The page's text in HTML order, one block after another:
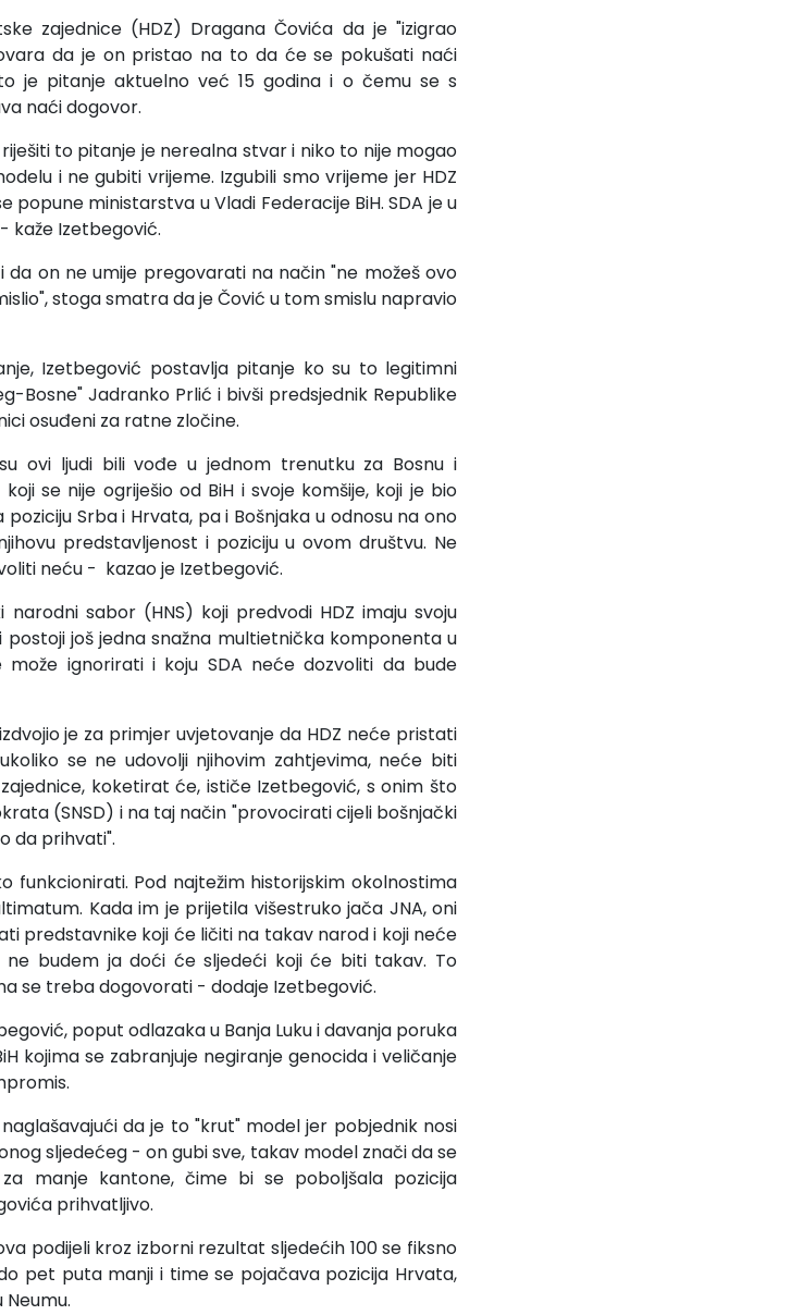
zajednice (HDZ) Dragana Čovića da je "izigrao
da je on pristao na to da će se pokušati naći
je pitanje aktuelno već 15 godina i o čemu se s
naći dogovor.
to pitanje je nerealna stvar i niko to nije mogao
i ne gubiti vrijeme. Izgubili smo vrijeme jer HDZ
popune ministarstva u Vladi Federacije BiH. SDA je u
kaže Izetbegović.
da on ne umije pregovarati na način "ne možeš ovo
stoga smatra da je Čović u tom smislu napravio
Izetbegović postavlja pitanje ko su to legitimni
Bosne" Jadranko Prlić i bivši predsjednik Republike
osuđeni za ratne zločine.
ovi ljudi bili vođe u jednom trenutku za Bosnu i
se nije ogriješio od BiH i svoje komšije, koji je bio
Srba i Hrvata, pa i Bošnjaka u odnosu na ono
predstavljenost i poziciju u ovom društvu. Ne
neću - kazao je Izetbegović.
sabor (HNS) koji predvodi HDZ imaju svoju
postoji još jedna snažna multietnička komponenta u
ignorirati i koju SDA neće dozvoliti da bude
je za primjer uvjetovanje da HDZ neće pristati
se ne udovolji njihovim zahtjevima, neće biti
koketirat će, ističe Izetbegović, s onim što
(SNSD) i na taj način "provocirati cijeli bošnjački
da prihvati".
funkcionirati. Pod najtežim historijskim okolnostima
Kada im je prijetila višestruko jača JNA, oni
predstavnike koji će ličiti na takav narod i koji neće
budem ja doći će sljedeći koji će biti takav. To
se treba dogovorati - dodaje Izetbegović.
poput odlazaka u Banja Luku i davanja poruka
kojima se zabranjuje negiranje genocida i veličanje
da je to "krut" model jer pobjednik nosi
sljedećeg - on gubi sve, takav model znači da se
manje kantone, čime bi se poboljšala pozicija
prihvatljivo.
podijeli kroz izborni rezultat sljedećih 100 se fiksno
pet puta manji i time se pojačava pozicija Hrvata,